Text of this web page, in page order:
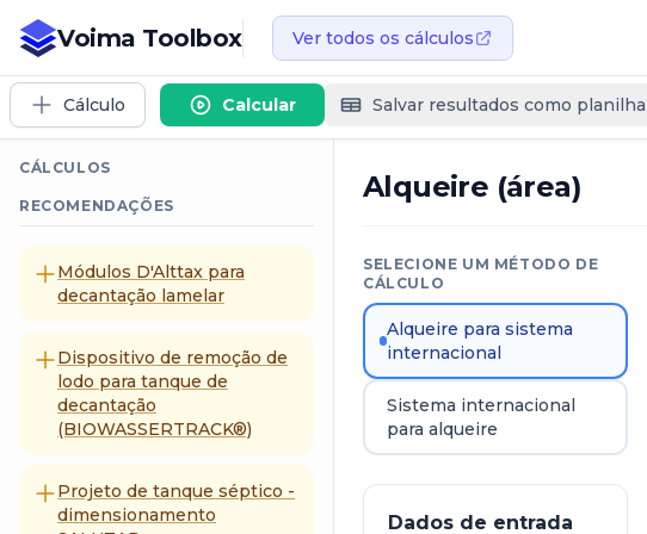
Voima Toolbox Ver todos os cálculos
Cálculo Calcular Salvar resultados como planilha
CÁLCULOS
RECOMENDAÇÕES
Módulos D'Alttax para
decantação lamelar
Dispositivo de remoção de
lodo para tanque de
decantação
(BIOWASSERTRACK®)
Projeto de tanque séptico -
dimensionamento
Alqueire (área)
SELECIONE UM MÉTODO DE
CÁLCULO
Alqueire para sistema
internacional
Sistema internacional
para alqueire
Dados de entrada